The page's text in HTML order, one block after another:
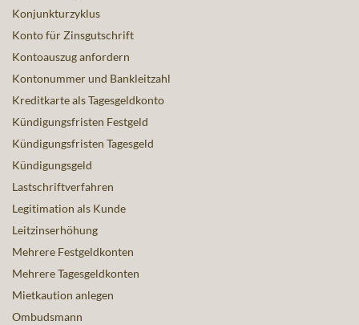
Konjunkturzyklus
Konto für Zinsgutschrift
Kontoauszug anfordern
Kontonummer und Bankleitzahl
Kreditkarte als Tagesgeldkonto
Kündigungsfristen Festgeld
Kündigungsfristen Tagesgeld
Kündigungsgeld
Lastschriftverfahren
Legitimation als Kunde
Leitzinserhöhung
Mehrere Festgeldkonten
Mehrere Tagesgeldkonten
Mietkaution anlegen
Ombudsmann